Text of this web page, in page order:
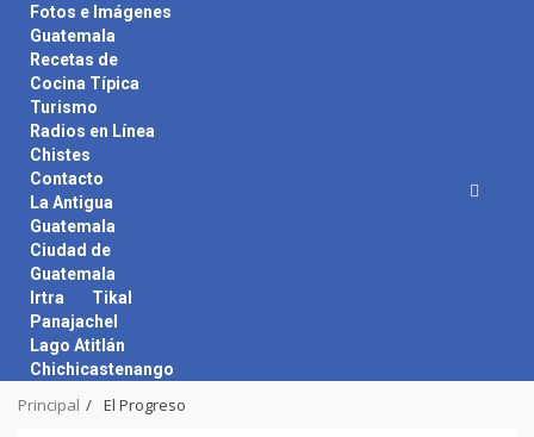
content
Fotos e Imágenes
Guatemala
Recetas de
Cocina Típica
Turismo
Radios en Línea
Chistes
Contacto
La Antigua
Guatemala
Ciudad de
Guatemala
Irtra
Tikal
Panajachel
Lago Atitlán
Chichicastenango
Principal El Progreso